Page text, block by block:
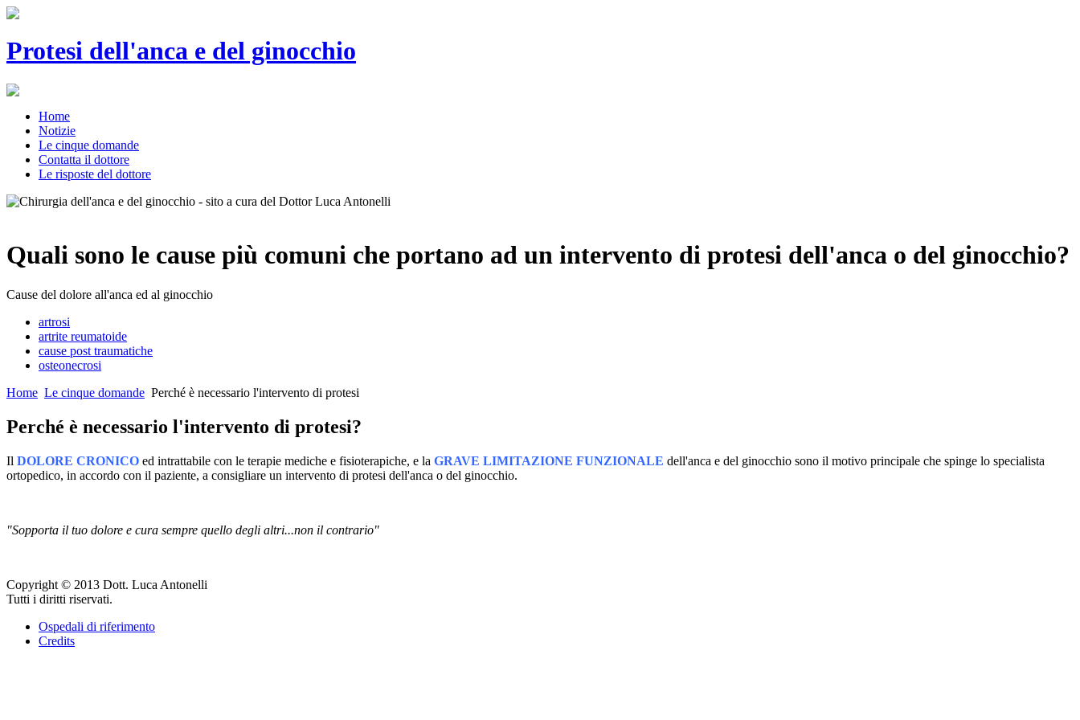
Protesi dell'anca e del ginocchio
Home
Notizie
Le cinque domande
Contatta il dottore
Le risposte del dottore
Quali sono le cause più comuni che portano ad un intervento di protesi dell'anca o del ginocchio?
Cause del dolore all'anca ed al ginocchio
artrosi
artrite reumatoide
cause post traumatiche
osteonecrosi
Home Le cinque domande Perché è necessario l'intervento di protesi
Perché è necessario l'intervento di protesi?
Il DOLORE CRONICO ed intrattabile con le terapie mediche e fisioterapiche, e la GRAVE LIMITAZIONE FUNZIONALE dell'anca e del ginocchio sono il motivo principale che spinge lo specialista
ortopedico, in accordo con il paziente, a consigliare un intervento di protesi dell'anca o del ginocchio.
"Sopporta il tuo dolore e cura sempre quello degli altri...non il contrario"
Copyright © 2013 Dott. Luca Antonelli
Tutti i diritti riservati.
Ospedali di riferimento
Credits